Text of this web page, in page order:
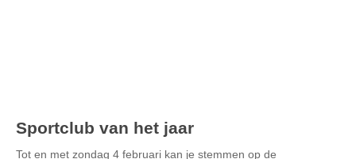
Sportclub van het jaar
Tot en met zondag 4 februari kan je stemmen op de